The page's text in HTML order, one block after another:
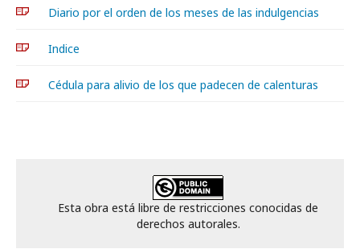
Diario por el orden de los meses de las indulgencias
Indice
Cédula para alivio de los que padecen de calenturas
Esta obra está libre de restricciones conocidas de
derechos autorales.